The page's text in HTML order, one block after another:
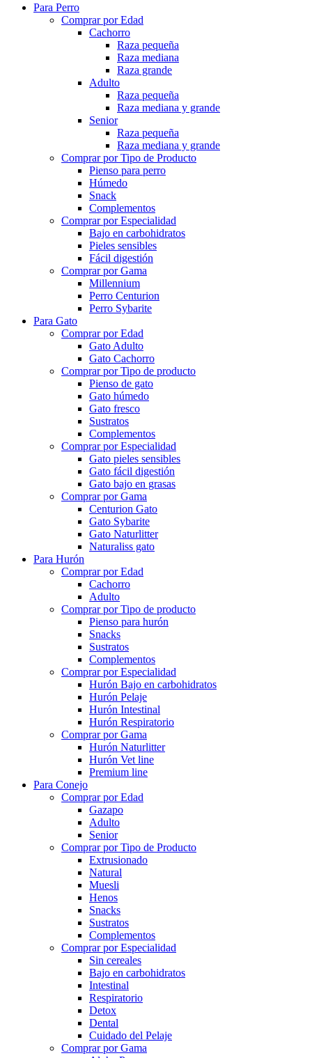
Para Perro
Comprar por Edad
Cachorro
Raza pequeña
Raza mediana
Raza grande
Adulto
Raza pequeña
Raza mediana y grande
Senior
Raza pequeña
Raza mediana y grande
Comprar por Tipo de Producto
Pienso para perro
Húmedo
Snack
Complementos
Comprar por Especialidad
Bajo en carbohidratos
Pieles sensibles
Fácil digestión
Comprar por Gama
Millennium
Perro Centurion
Perro Sybarite
Para Gato
Comprar por Edad
Gato Adulto
Gato Cachorro
Comprar por Tipo de producto
Pienso de gato
Gato húmedo
Gato fresco
Sustratos
Complementos
Comprar por Especialidad
Gato pieles sensibles
Gato fácil digestión
Gato bajo en grasas
Comprar por Gama
Centurion Gato
Gato Sybarite
Gato Naturlitter
Naturaliss gato
Para Hurón
Comprar por Edad
Cachorro
Adulto
Comprar por Tipo de producto
Pienso para hurón
Snacks
Sustratos
Complementos
Comprar por Especialidad
Hurón Bajo en carbohidratos
Hurón Pelaje
Hurón Intestinal
Hurón Respiratorio
Comprar por Gama
Hurón Naturlitter
Hurón Vet line
Premium line
Para Conejo
Comprar por Edad
Gazapo
Adulto
Senior
Comprar por Tipo de Producto
Extrusionado
Natural
Muesli
Henos
Snacks
Sustratos
Complementos
Comprar por Especialidad
Sin cereales
Bajo en carbohidratos
Intestinal
Respiratorio
Detox
Dental
Cuidado del Pelaje
Comprar por Gama